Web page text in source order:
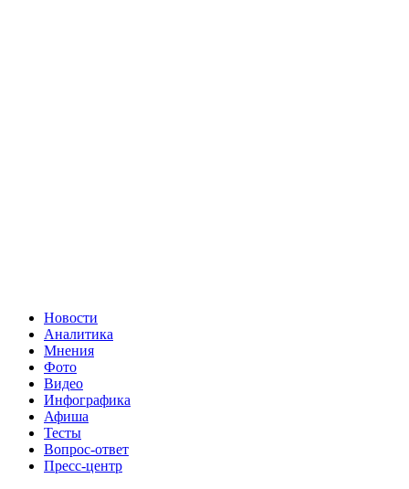
Новости
Аналитика
Мнения
Фото
Видео
Инфографика
Афиша
Тесты
Вопрос-ответ
Пресс-центр